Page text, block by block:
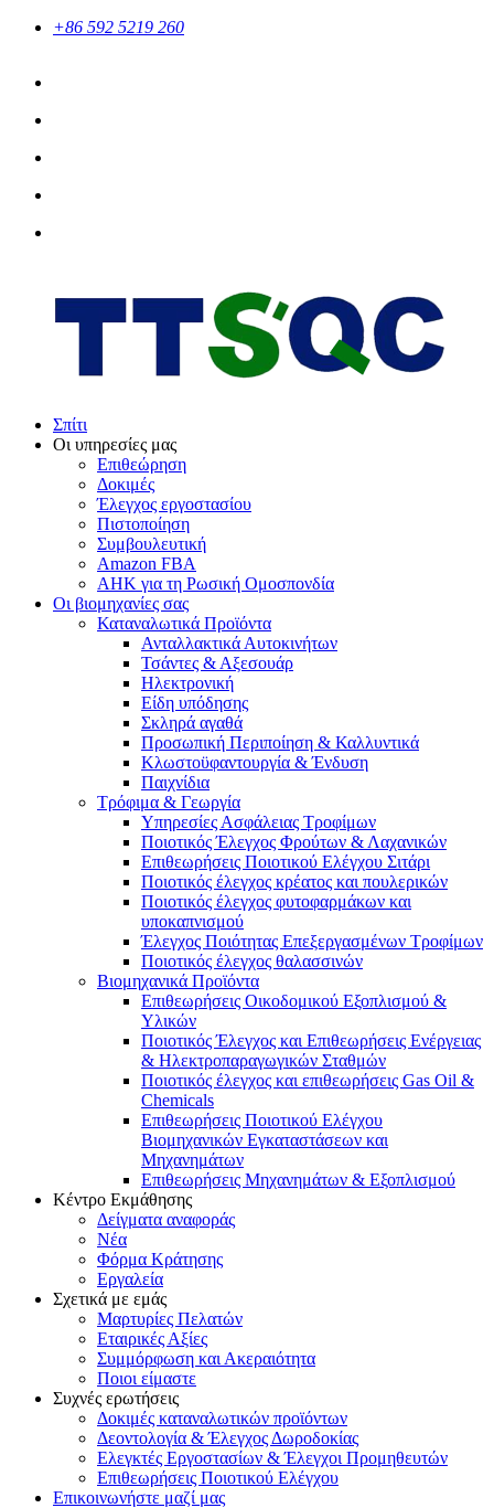
+86 592 5219 260
Σπίτι
Οι υπηρεσίες μας
Επιθεώρηση
Δοκιμές
Έλεγχος εργοστασίου
Πιστοποίηση
Συμβουλευτική
Amazon FBA
ΑΗΚ για τη Ρωσική Ομοσπονδία
Οι βιομηχανίες σας
Καταναλωτικά Προϊόντα
Ανταλλακτικά Αυτοκινήτων
Τσάντες & Αξεσουάρ
Ηλεκτρονική
Είδη υπόδησης
Σκληρά αγαθά
Προσωπική Περιποίηση & Καλλυντικά
Κλωστοϋφαντουργία & Ένδυση
Παιχνίδια
Τρόφιμα & Γεωργία
Υπηρεσίες Ασφάλειας Τροφίμων
Ποιοτικός Έλεγχος Φρούτων & Λαχανικών
Επιθεωρήσεις Ποιοτικού Ελέγχου Σιτάρι
Ποιοτικός έλεγχος κρέατος και πουλερικών
Ποιοτικός έλεγχος φυτοφαρμάκων και
υποκαπνισμού
Έλεγχος Ποιότητας Επεξεργασμένων Τροφίμων
Ποιοτικός έλεγχος θαλασσινών
Βιομηχανικά Προϊόντα
Επιθεωρήσεις Οικοδομικού Εξοπλισμού &
Υλικών
Ποιοτικός Έλεγχος και Επιθεωρήσεις Ενέργειας
& Ηλεκτροπαραγωγικών Σταθμών
Ποιοτικός έλεγχος και επιθεωρήσεις Gas Oil &
Chemicals
Επιθεωρήσεις Ποιοτικού Ελέγχου
Βιομηχανικών Εγκαταστάσεων και
Μηχανημάτων
Επιθεωρήσεις Μηχανημάτων & Εξοπλισμού
Κέντρο Εκμάθησης
Δείγματα αναφοράς
Νέα
Φόρμα Κράτησης
Εργαλεία
Σχετικά με εμάς
Μαρτυρίες Πελατών
Εταιρικές Αξίες
Συμμόρφωση και Ακεραιότητα
Ποιοι είμαστε
Συχνές ερωτήσεις
Δοκιμές καταναλωτικών προϊόντων
Δεοντολογία & Έλεγχος Δωροδοκίας
Ελεγκτές Εργοστασίων & Έλεγχοι Προμηθευτών
Επιθεωρήσεις Ποιοτικού Ελέγχου
Επικοινωνήστε μαζί μας